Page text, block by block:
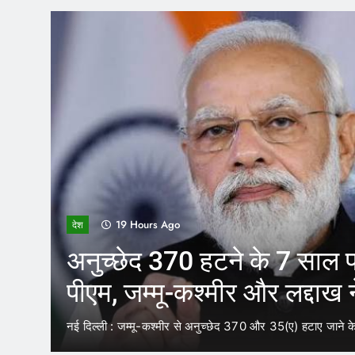
का
देश 19 Hours Ago
पार्टी में बहुमत तय करने
की जरूरत :सुप्रीम कोर्ट
बहुमत का आकलन करने के लिए किसी कानून के तहत